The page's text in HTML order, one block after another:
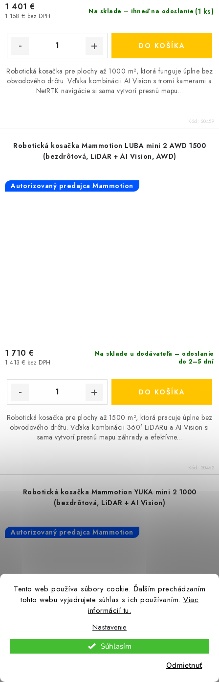
Tento web používa súbory cookie. Ďalším prechádzaním
tohto webu vyjadrujete súhlas s ich používaním. Viac
informácií tu.
Nastavenie
Odmietnuť
Súhlasím
Na sklade – ihneď na odoslanie (1 ks)
1 158 € bez DPH
1 401 €
DO KOŠÍKA
Robotická kosačka pre plochy až 1000 m², ktorá funguje úplne bez
obvodového drôtu. Vďaka kombinácii AI Vision s tromi kamerami a
NetRTK navigácie si sama vytvorí presnú mapu...
Kód: 20459
Robotická kosačka Mammotion LUBA mini 2 AWD 1500
(bezdrôtová, LiDAR + AI Vision, AWD)
Autorizovaný predajca Mammotion
Na sklade u dodávateľa – odoslanie
do 2–5 dní
1 413 € bez DPH
1 710 €
DO KOŠÍKA
Robotická kosačka pre plochy až 1500 m², ktorá pracuje úplne bez
obvodového drôtu. Vďaka kombinácii 360° LiDARu a AI Vision si
sama vytvorí presnú mapu záhrady a efektívne...
Kód: 20462
Robotická kosačka Mammotion YUKA mini 2 1000
(bezdrôtová, LiDAR + AI Vision)
Autorizovaný predajca Mammotion